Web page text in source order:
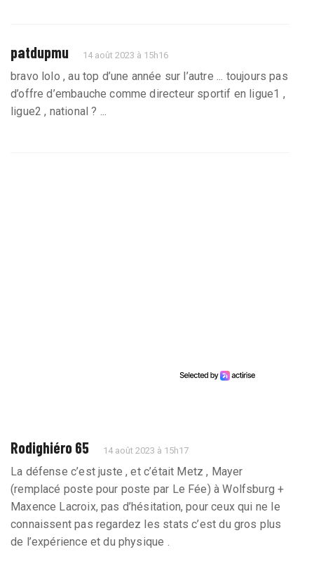
patdupmu 14 août 2023 à 15h16
bravo lolo , au top d’une année sur l’autre ... toujours pas
d’offre d’embauche comme directeur sportif en ligue1 ,
ligue2 , national ? ...
Rodighiéro 65 14 août 2023 à 15h17
La défense c’est juste , et c’était Metz , Mayer
(remplacé poste pour poste par Le Fée) à Wolfsburg +
Maxence Lacroix, pas d’hésitation, pour ceux qui ne le
connaissent pas regardez les stats c’est du gros plus
de l’expérience et du physique .